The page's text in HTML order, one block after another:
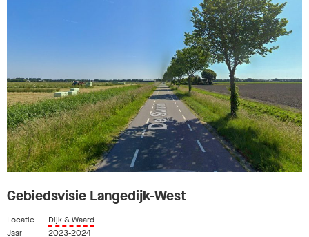
Gebiedsvisie Langedijk-West
Locatie
Dijk & Waard
Jaar
2023-2024